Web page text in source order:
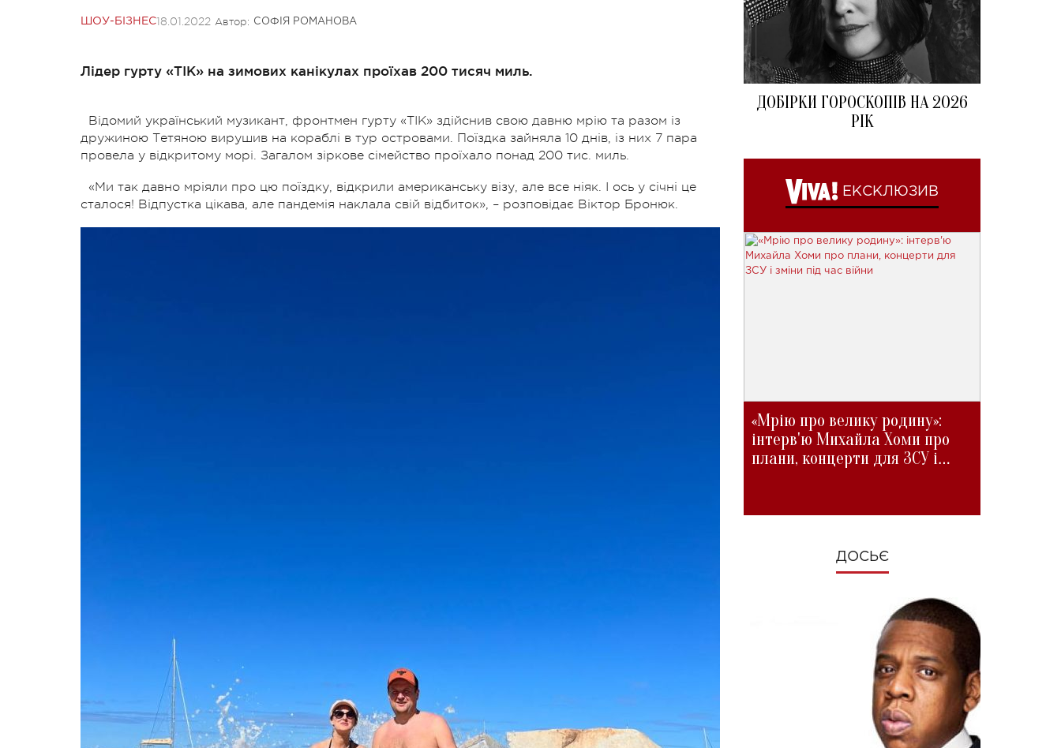
ШОУ-БІЗНЕС18.01.2022 Автор: СОФІЯ РОМАНОВА
Лідер гурту «ТІК» на зимових канікулах проїхав 200 тисяч миль.
Відомий український музикант, фронтмен гурту «ТІК» здійснив свою давню мрію та разом із
дружиною Тетяною вирушив на кораблі в тур островами. Поїздка зайняла 10 днів, із них 7 пара
провела у відкритому морі. Загалом зіркове сімейство проїхало понад 200 тис. миль.
«Ми так давно мріяли про цю поїздку, відкрили американську візу, але все ніяк. І ось у січні це
сталося! Відпустка цікава, але пандемія наклала свій відбиток», – розповідає Віктор Бронюк.
ДОБІРКИ ГОРОСКОПІВ НА 2026
РІК
ЕКСКЛЮЗИВ
«Мрію про велику родину»:
інтерв'ю Михайла Хоми про
плани, концерти для ЗСУ і
ДОСЬЄ